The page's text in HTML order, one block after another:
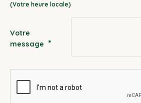
Votre
message *